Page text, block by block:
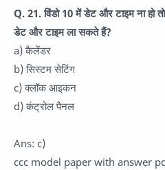
Q. 21. विंडो 10 में डेट और टाइम ना
डेट और टाइम ला सकते हैं?
a) कैलेंडर
b) सिस्टम सेटिंग
c) क्लॉक आइकन
d) कंट्रोल पैनल
Ans: c)
ccc model paper with answer